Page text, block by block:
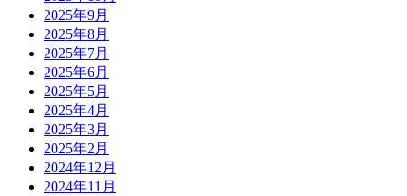
2025年9月
2025年8月
2025年7月
2025年6月
2025年5月
2025年4月
2025年3月
2025年2月
2024年12月
2024年11月